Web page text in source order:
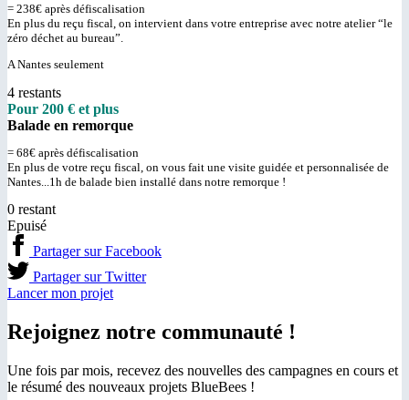
= 238€ après défiscalisation
En plus du reçu fiscal, on intervient dans votre entreprise avec notre atelier “le
zéro déchet au bureau”.
A Nantes seulement
4 restants
Pour 200 € et plus
Balade en remorque
= 68€ après défiscalisation
En plus de votre reçu fiscal, on vous fait une visite guidée et personnalisée de
Nantes...1h de balade bien installé dans notre remorque !
0 restant
Epuisé
Partager sur Facebook
Partager sur Twitter
Lancer mon projet
Rejoignez notre communauté !
Une fois par mois, recevez des nouvelles des campagnes en cours et
le résumé des nouveaux projets BlueBees !